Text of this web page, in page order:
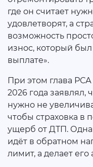
где он считает
удовлетворят, а
возможность
износ, который
выплате».
При этом глава
2026 года
нужно не
чтобы страховка в
ущерб от ДТП.
идёт в обратном
лимит, а делает